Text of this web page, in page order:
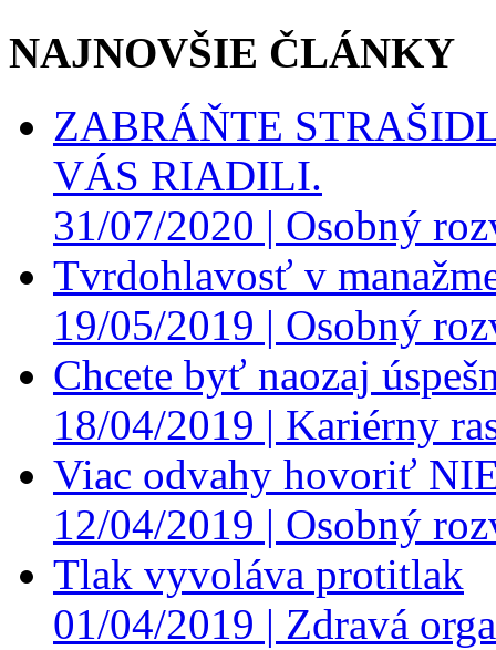
NAJNOVŠIE ČLÁNKY
ZABRÁŇTE
VÁS RIADILI.
31/07/2020 | Osobný
Tvrdohlavosť v
19/05/2019 | Osobný
Chcete byť naozaj
18/04/2019 | Kariérny
Viac odvahy hovoriť
12/04/2019 | Osobný
Tlak vyvoláva protitlak
01/04/2019 | Zdravá